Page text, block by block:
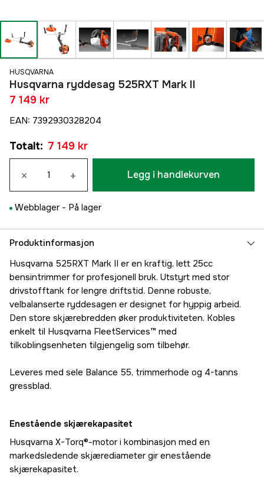
HUSQVARNA
Husqvarna ryddesag 525RXT Mark II
7 149 kr
EAN: 7392930328204
Totalt: 7 149 kr
× + Legg i handlekurven
Webblager - På lager
Produktinformasjon
Husqvarna 525RXT Mark II er en kraftig, lett 25cc
bensintrimmer for profesjonell bruk. Utstyrt med stor
drivstofftank for lengre driftstid. Denne robuste,
velbalanserte ryddesagen er designet for hyppig arbeid.
Den store skjærebredden øker produktiviteten. Kobles
enkelt til Husqvarna FleetServices™ med
tilkoblingsenheten tilgjengelig som tilbehør.
Leveres med sele Balance 55, trimmerhode og 4-tanns
gressblad.
Enestående skjærekapasitet
Husqvarna X-Torq®-motor i kombinasjon med en
markedsledende skjærediameter gir enestående
skjærekapasitet.